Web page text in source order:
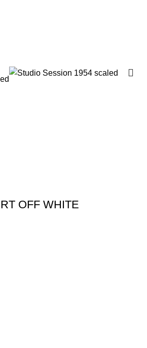
OFF WHITE